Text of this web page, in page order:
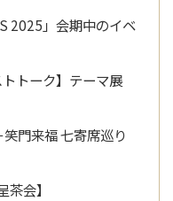
2025」会期中のイベ
トーク】テーマ展
門来福 七寄席巡り
会】